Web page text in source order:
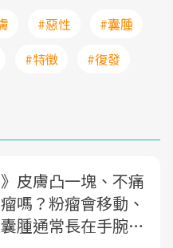
#惡性
#囊腫
#特徵 #復發
皮膚凸一塊、不痛
嗎？粉瘤會移動、
腫通常長在手腕...